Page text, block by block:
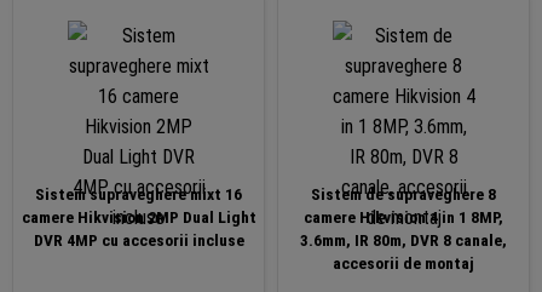
Sistem supraveghere mixt 16
camere Hikvision 2MP Dual Light
DVR 4MP cu accesorii incluse
Sistem de supraveghere 8
camere Hikvision 4 in 1 8MP,
3.6mm, IR 80m, DVR 8 canale,
accesorii de montaj